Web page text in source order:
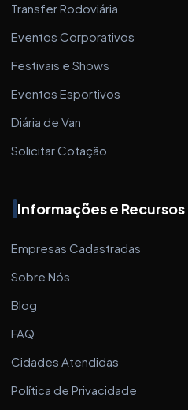
Transfer Rodoviária
Eventos Corporativos
Festivais e Shows
Eventos Esportivos
Diária de Van
Solicitar Cotação
Informações e Recursos
Empresas Cadastradas
Sobre Nós
Blog
FAQ
Cidades Atendidas
Política de Privacidade